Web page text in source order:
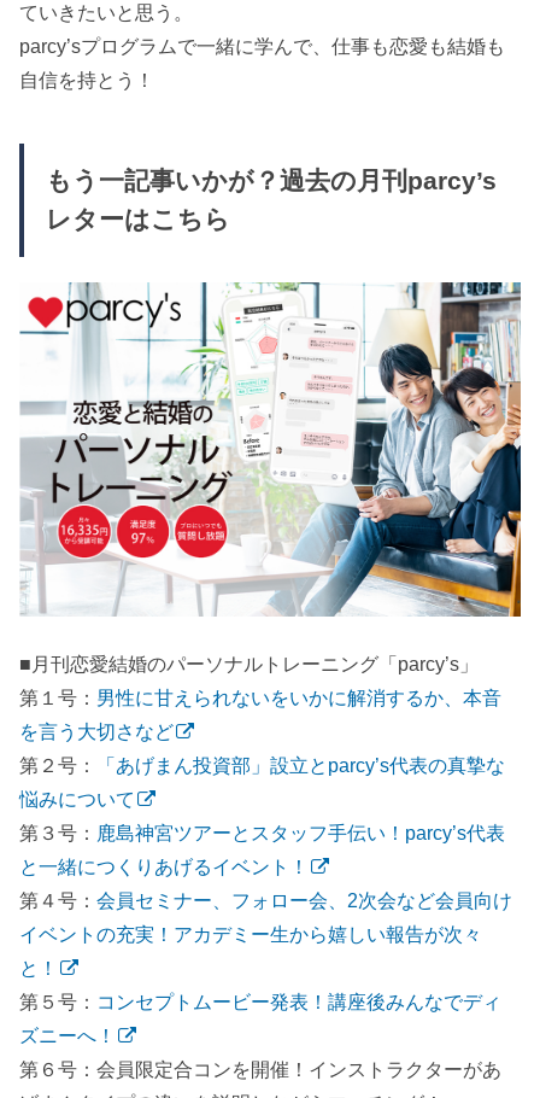
ていきたいと思う。
parcy’sプログラムで一緒に学んで、仕事も恋愛も結婚も
自信を持とう！
もう一記事いかが？過去の月刊parcy’s
レターはこちら
■月刊恋愛結婚のパーソナルトレーニング「parcy’s」
第１号： 男性に甘えられないをいかに解消するか、本音
を言う大切さなど
第２号：
「あげまん投資部」設立とparcy’s代表の真摯な
悩みについて
第３号： 鹿島神宮ツアーとスタッフ手伝い！parcy’s代表
と一緒につくりあげるイベント！
第４号：会員セミナー、フォロー会、2次会など会員向け
イベントの充実！アカデミー生から嬉しい報告が次々
と！
第５号： コンセプトムービー発表！講座後みんなでディ
ズニーへ！
第６号：会員限定合コンを開催！インストラクターがあ